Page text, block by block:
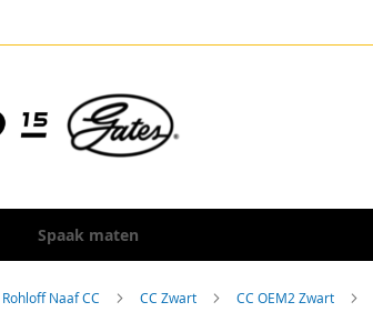
Spaak maten
Rohloff Naaf CC CC Zwart CC OEM2 Zwart